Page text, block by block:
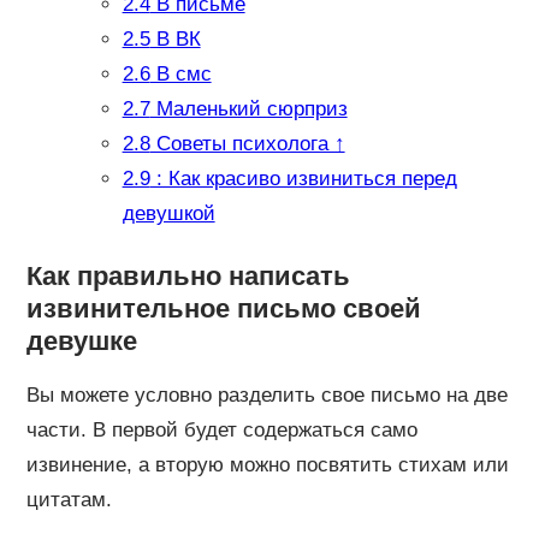
2.5В ВК
2.6В смс
2.7Маленький сюрприз
2.8Советы психолога ↑
2.9: Как красиво извиниться перед
девушкой
Как правильно написать
извинительное письмо своей
девушке
Вы можете условно разделить свое письмо на две
части. В первой будет содержаться само
извинение, а вторую можно посвятить стихам или
цитатам.